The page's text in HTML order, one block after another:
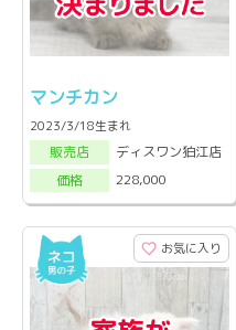
マンチカン
2023/3/18生まれ
販売店
ディスワン狛江店
価格
228,000
お気に入り